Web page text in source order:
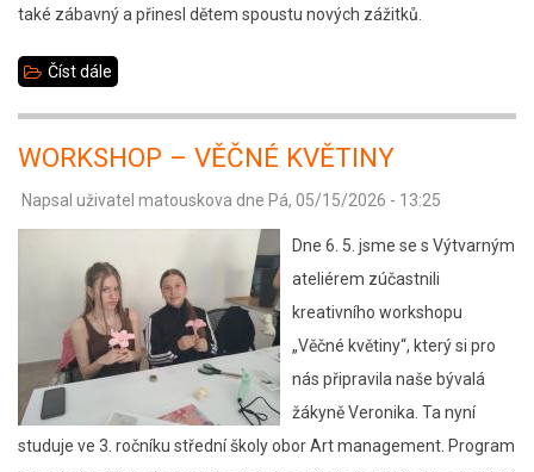
také zábavný a přinesl dětem spoustu nových zážitků.
Číst dále
6.B
WORKSHOP – VĚČNÉ KVĚTINY
Napsal uživatel matouskova dne Pá, 05/15/2026 - 13:25
Dne 6. 5. jsme se s Výtvarným
ateliérem zúčastnili
kreativního workshopu
„Věčné květiny“, který si pro
nás připravila naše bývalá
žákyně Veronika. Ta nyní
studuje ve 3. ročníku střední školy obor Art management. Program